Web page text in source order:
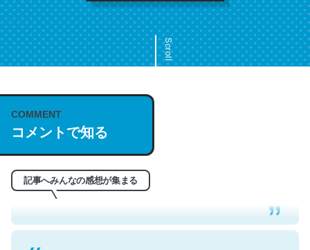
Scroll
COMMENT
コメントで知る
記事へみんなの感想が集まる
これは名文。彼はとてもクレバーなんだろうなと凄く思
う。英語少しでも読める人は原文もお勧め。自分はこの流
れ好き。Let’s Fucking Go. Then Covid hit. Shit.
─今のこの状況が信じられるかい？ by ラーズ・ヌートバー